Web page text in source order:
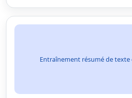
Entraînement résumé de texte